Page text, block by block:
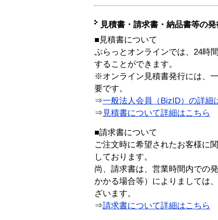
見積書・請求書・納品書等の
■見積書について
ぷらっとオンラインでは、24時
することができます。
※オンライン見積書発行には、
要です。
⇒一般法人会員（BizID）の詳細
⇒ 見積書について詳細はこちら
■請求書について
ご注文時に希望されたお客様に
しております。
尚、請求書は、営業時間内での
かかる場合等）によりましては
ざいます。
⇒請求書について詳細はこちら